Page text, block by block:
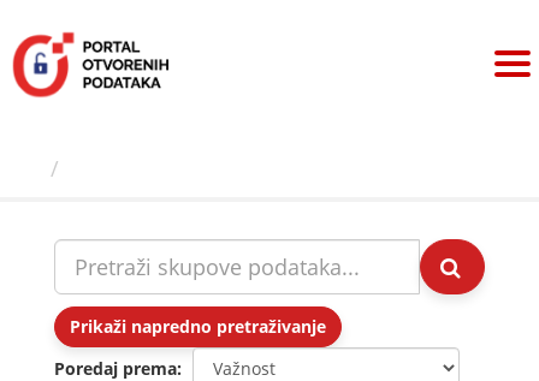
sadržaj
Prikaži napredno pretraživanje
Poredaj prema